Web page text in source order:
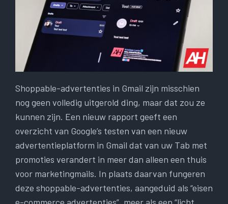
Shoppable-advertenties in Gmail zijn misschien
nog geen volledig uitgerold ding, maar dat zou ze
kunnen zijn. Een nieuw rapport geeft een
overzicht van Google’s testen van een nieuw
advertentieplatform in Gmail dat van uw Tab met
promoties verandert in meer dan alleen een thuis
voor marketingmails. In plaats daarvan fungeren
deze shoppable-advertenties, aangeduid als “eisen